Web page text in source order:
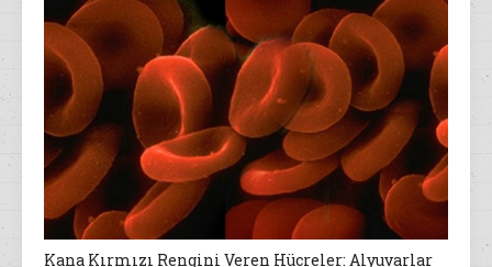
Kana Kırmızı Rengini Veren Hücreler: Alyuvarlar